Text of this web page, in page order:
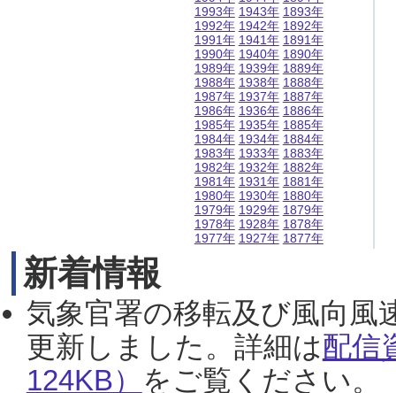
1993年
1992年
1991年
1990年
1989年
1988年
1987年
1986年
1985年
1984年
1983年
1982年
1981年
1980年
1979年
1978年
1977年
1943年
1942年
1941年
1940年
1939年
1938年
1937年
1936年
1935年
1934年
1933年
1932年
1931年
1930年
1929年
1928年
1927年
1893年
1892年
1891年
1890年
1889年
1888年
1887年
1886年
1885年
1884年
1883年
1882年
1881年
1880年
1879年
1878年
1877年
新着情報
気象官署の移転及び風向風
更新しました。詳細は配信
124KB） をご覧ください。